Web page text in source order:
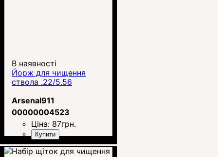
В наявності
Йорж для чищення
ствола .22/5.56
Arsenal911
00000004523
Ціна: 87грн.
Купити